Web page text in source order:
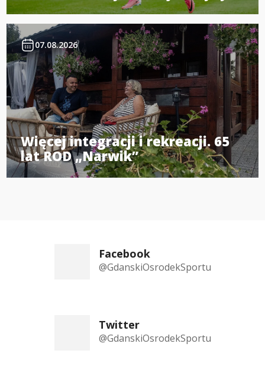
07.08.2026
Więcej integracji i rekreacji. 65
lat ROD „Narwik”
Facebook
@GdanskiOsrodekSportu
Twitter
@GdanskiOsrodekSportu